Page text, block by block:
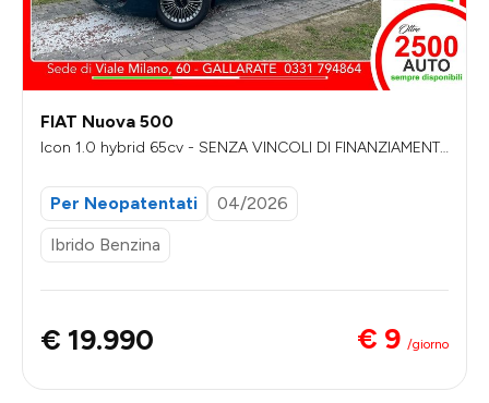
FIAT Nuova 500
Icon 1.0 hybrid 65cv - SENZA VINCOLI DI FINANZIAMENT
Per Neopatentati
04/2026
Ibrido Benzina
€ 19.990 € 9 /giorno